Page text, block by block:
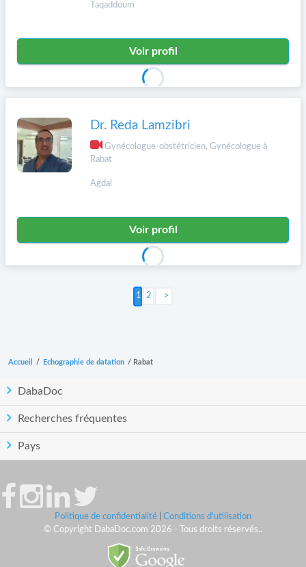
Taqaddoum
Voir profil
Dr. Reda Lamzibri
Gynécologue-obstétricien, Gynécologue à
Rabat
Agdal
Voir profil
2 Suivant >
Accueil / Echographie de datation / Rabat
DabaDoc
Recherches fréquentes
Pays
Politique de confidentialité
Conditions d'utilisation
© Copyright DabaDoc.com 2026 - Tous droits réservés..